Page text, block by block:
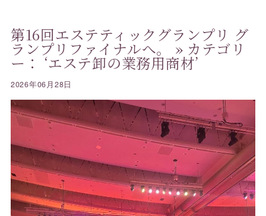
第16回エステティックグランプリ グ
ランプリファイナルへ。 » カテゴリ
ー： ‘エステ卸の業務用商材’
2026年06月28日